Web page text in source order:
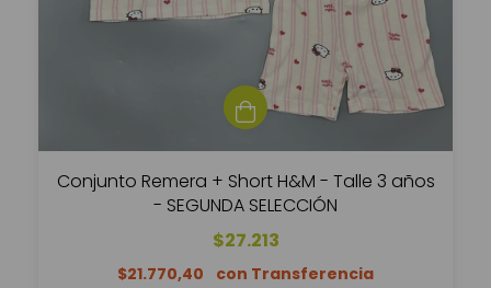
Conjunto Remera + Short H&M - Talle 3 años
- SEGUNDA SELECCIÓN
$27.213
$21.770,40